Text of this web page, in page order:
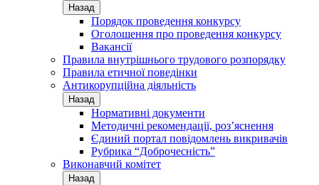
Назад
Порядок проведення конкурсу
Оголошення про проведення конкурсу
Вакансії
Правила внутрішнього трудового розпорядку
Правила етичної поведінки
Антикорупційна діяльність
Назад
Нормативні документи
Методичні рекомендації, роз’яснення
Єдиний портал повідомлень викривачів
Рубрика “Доброчесність”
Виконавчий комітет
Назад